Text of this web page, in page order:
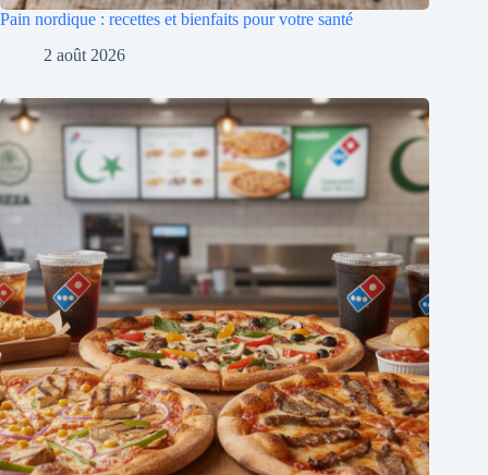
Pain nordique : recettes et bienfaits pour votre santé
2 août 2026